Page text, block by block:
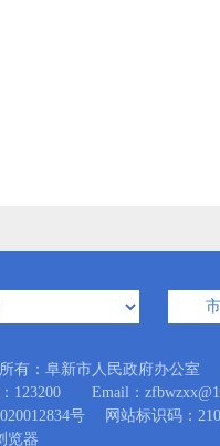
：阜新市人民政府办公室
123200 Email：
号 网站标识码：
览器